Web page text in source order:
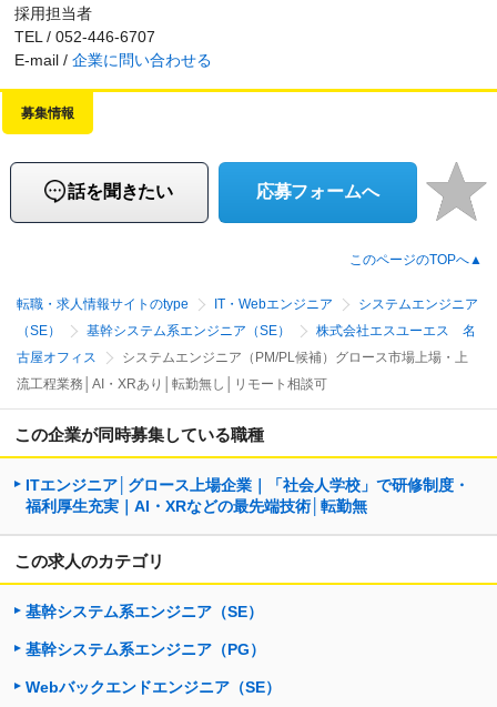
採用担当者
TEL / 052-446-6707
E-mail / 企業に問い合わせる
募集情報
話を聞きたい 応募フォームへ
このページのTOPへ▲
転職・求人情報サイトのtype IT・Webエンジニア
システムエンジニア
（SE）
基幹システム系エンジニア（SE）
株式会社エスユーエス 名
古屋オフィス
システムエンジニア（PM/PL候補）グロース市場上場・上
流工程業務│AI・XRあり│転勤無し│リモート相談可
この企業が同時募集している職種
ITエンジニア│グロース上場企業｜「社会人学校」で研修制度・
福利厚生充実｜AI・XRなどの最先端技術│転勤無
この求人のカテゴリ
基幹システム系エンジニア（SE）
基幹システム系エンジニア（PG）
Webバックエンドエンジニア（SE）